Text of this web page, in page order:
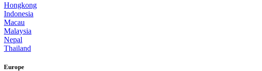
Hongkong
Indonesia
Macau
Malaysia
Nepal
Thailand
Europe